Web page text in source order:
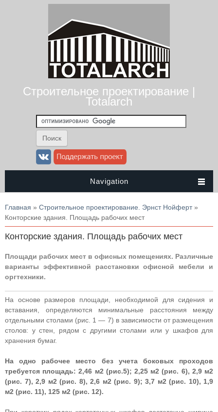
Строительное проектирование |
Totalarch
Navigation
Вы здесь
Главная » Строительное проектирование. Эрнст Нойферт»
Конторские здания. Площадь рабочих мест
Конторские здания. Площадь рабочих мест
Площади рабочих мест в офисных помещениях. Различные
варианты эффективной расстановки офисной мебели и
оргтехники.
На основе размеров площади, необходимой для сидения и
вставания, определяются минимальные расстояния между
отдельными столами (рис. 1 — 7) в зависимости от размещения
столов: у стен, рядом с другими столами или у шкафов для
хранения бумаг.
На одно рабочее место без учета боковых проходов
требуется площадь: 2,46 м2 (рис.5); 2,25 м2 (рис. 6), 2,9 м2
(рис. 7), 2,9 м2 (рис. 8), 2,6 м2 (рис. 9); 3,7 м2 (рис. 10), 1,9
м2 (рис. 11), 125 м2 (рис. 12).